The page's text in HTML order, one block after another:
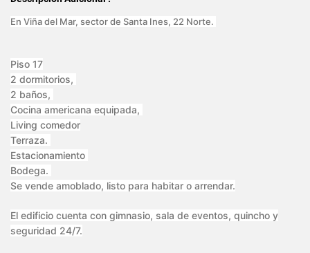
En Viña del Mar, sector de Santa Ines, 22 Norte.
Piso 17
2 dormitorios,
2 baños,
Cocina americana equipada,
Living comedor
Terraza.
Estacionamiento
Bodega.
Se vende amoblado, listo para habitar o arrendar.
El edificio cuenta con gimnasio, sala de eventos, quincho y
seguridad 24/7.